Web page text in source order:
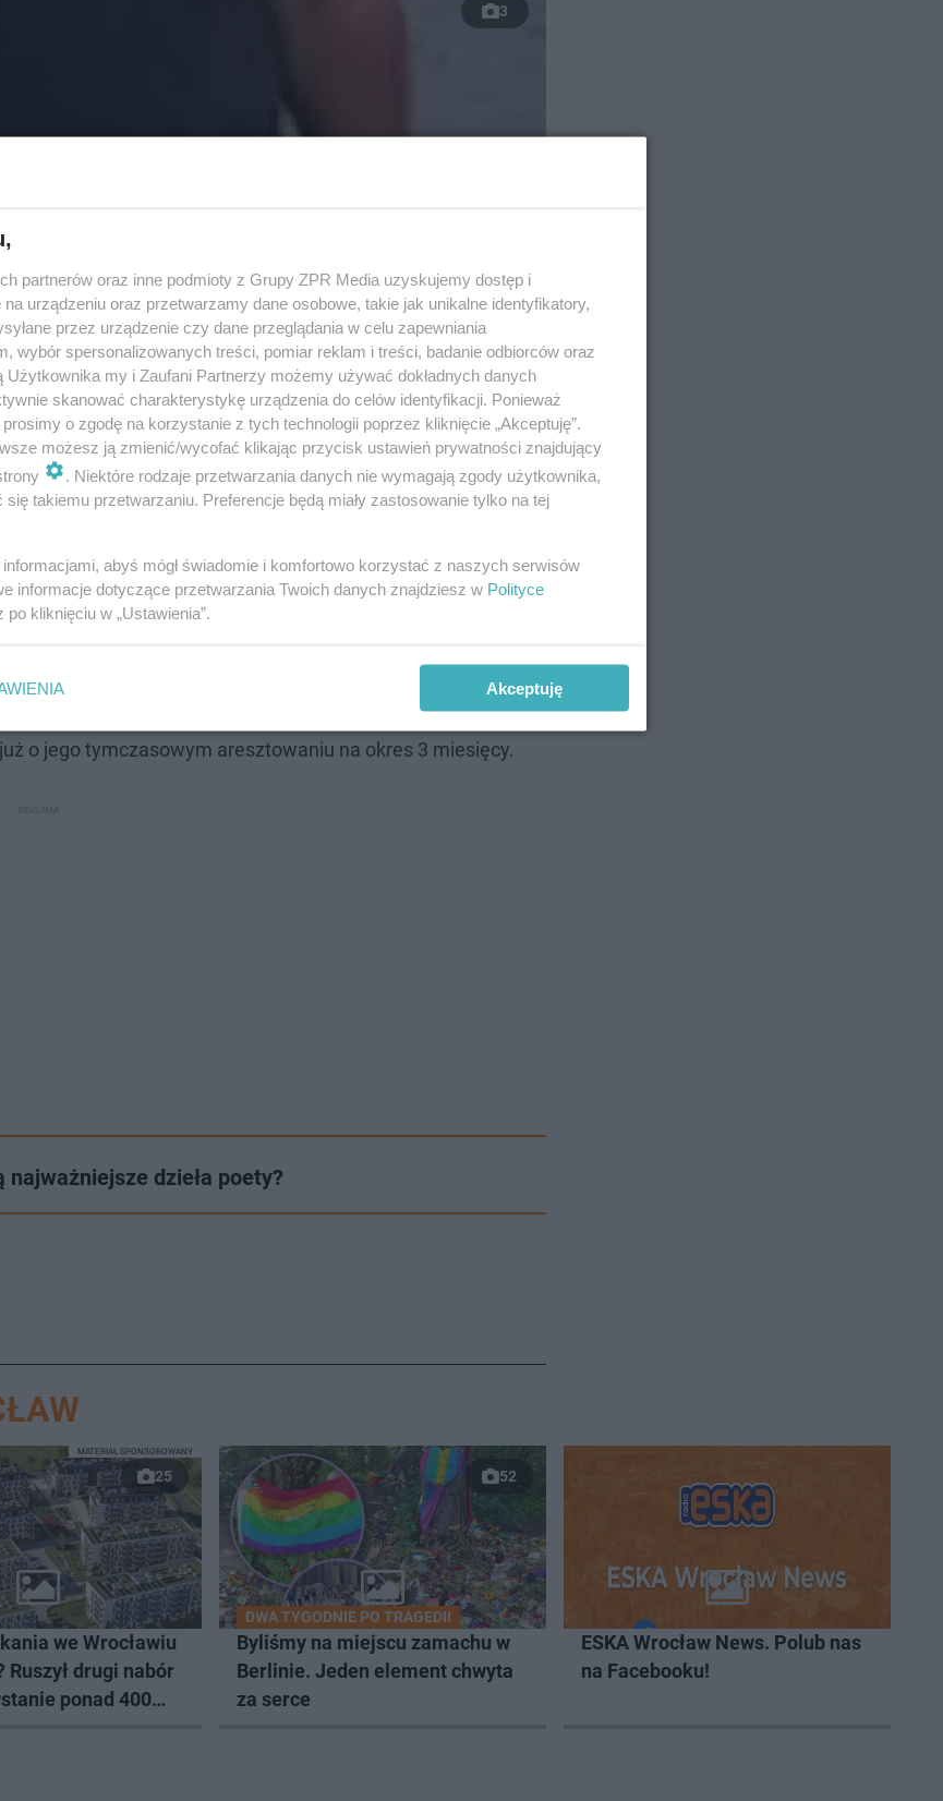
3
i posiadania znacznej ilości narkotyków, za co grozi
o jego tymczasowym aresztowaniu na okres 3 miesięcy.
dzieła poety?
25
we Wrocławiu
Ruszył drugi nabór
ponad 400
MATERIAŁ SPONSOROWANY
52
DWA TYGODNIE PO TRAGEDII
Byliśmy na miejscu zamachu w
Berlinie. Jeden element chwyta
za serce
ESKA Wrocław News. Polub nas
na Facebooku!
partnerów oraz inne podmioty z Grupy ZPR Media uzyskujemy dostęp i
urządzeniu oraz przetwarzamy dane osobowe, takie jak unikalne identyfikatory,
przez urządzenie czy dane przeglądania w celu zapewniania
wybór spersonalizowanych treści, pomiar reklam i treści, badanie odbiorców oraz
Użytkownika my i Zaufani Partnerzy możemy używać dokładnych danych
skanować charakterystykę urządzenia do celów identyfikacji. Ponieważ
o zgodę na korzystanie z tych technologii poprzez kliknięcie „Akceptuję”.
możesz ją zmienić/wycofać klikając przycisk ustawień prywatności znajdujący
. Niektóre rodzaje przetwarzania danych nie wymagają zgody użytkownika,
takiemu przetwarzaniu. Preferencje będą miały zastosowanie tylko na tej
abyś mógł świadomie i komfortowo korzystać z naszych serwisów
informacje dotyczące przetwarzania Twoich danych znajdziesz w Polityce
po kliknięciu w „Ustawienia”.
Akceptuję